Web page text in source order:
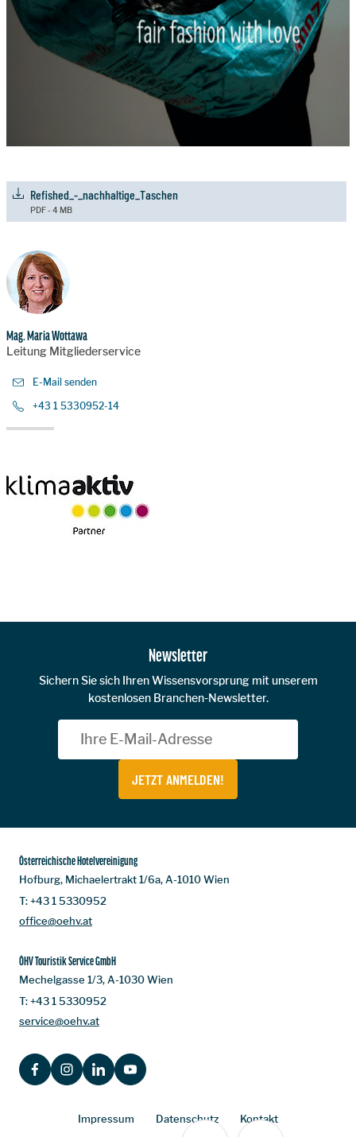
Refished_-_nachhaltige_Taschen
PDF - 4 MB
Mag. Maria Wottawa
Leitung Mitgliederservice
E-Mail senden
+43 1 5330952-14
Newsletter
Sichern Sie sich Ihren Wissensvorsprung mit unserem
kostenlosen Branchen-Newsletter.
JETZT ANMELDEN!
Österreichische Hotelvereinigung
Hofburg, Michaelertrakt 1/6a, A-1010 Wien
T:+43 1 5330952
office@oehv.at
ÖHV Touristik Service GmbH
Mechelgasse 1/3, A-1030 Wien
T:+43 1 5330952
service@oehv.at
FACEBOOKINSTAGRAMLINKEDINYOUTUBE
Impressum Datenschutz Kontakt